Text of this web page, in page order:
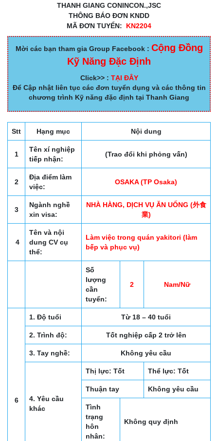
THANH GIANG CONINCON.,JSC
THÔNG BÁO ĐƠN KNDD
MÃ ĐƠN TUYỂN: KN2204
Mời các bạn tham gia Group Facebook : Cộng Đồng
Kỹ Năng Đặc Định
Click>> : TẠI ĐÂY
Để Cập nhật liên tục các đơn tuyển dụng và các thông tin
chương trình Kỹ năng đặc định tại Thanh Giang
Stt Hạng mục Nội dung
1
Tên xí nghiệp
tiếp nhận:
(Trao đổi khi phỏng vấn)
2
Địa điểm làm
việc:
OSAKA (TP Osaka)
3
Ngành nghề
xin visa:
NHÀ HÀNG, DỊCH VỤ ĂN UỐNG (外食
業)
4
Tên và nội
dung CV cụ
thể:
Làm việc trong quán yakitori (làm
bếp và phục vụ)
Số
lượng
cần
tuyển:
2 Nam/Nữ
6
1. Độ tuổi Từ 18 – 40 tuổi
2. Trình độ: Tốt nghiệp cấp 2 trở lên
3. Tay nghề: Không yêu cầu
4. Yêu cầu
khác
Thị lực: Tốt Thể lực: Tốt
Thuận tay Không yêu cầu
Tình
trạng
hôn
nhân:
Không quy định